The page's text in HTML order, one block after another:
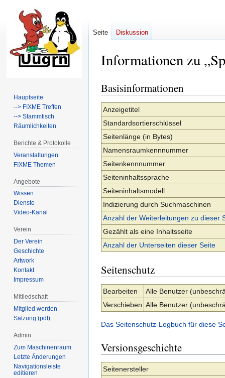
Informationen zu
Zur
Navigation
springen
Zur
Suche
springen
Basisinformationen
Anzeigetitel
Standardsortierschlüssel
Seitenlänge (in Bytes)
Namensraumkennnummer
Seitenkennnummer
Seiteninhaltssprache
Seiteninhaltsmodell
Indizierung durch Suchmaschinen
Anzahl der Weiterleitungen zu dieser
Gezählt als eine Inhaltsseite
Anzahl der Unterseiten dieser Seite
Seitenschutz
Bearbeiten
Alle Benutzer
Verschieben Alle Benutzer
Das Seitenschutz-Logbuch für diese
Versionsgeschichte
Seitenersteller
Seite Diskussion
Hauptseite
--> FIXME Treffen
--> Stammtisch
Räumlichkeiten
Berichte & Protokolle
Veranstaltungen
FIXME Themen
Angebote
Wissen
Dienste
Video-Kanal
Verein
Der Verein
Geschichte
Artwork
Kontakt
Impressum
Mitliedschaft
Mitglied werden
Satzung (pdf)
Admin
Zum Maschinenraum
Letzte Änderungen
Navigationsleiste
editieren